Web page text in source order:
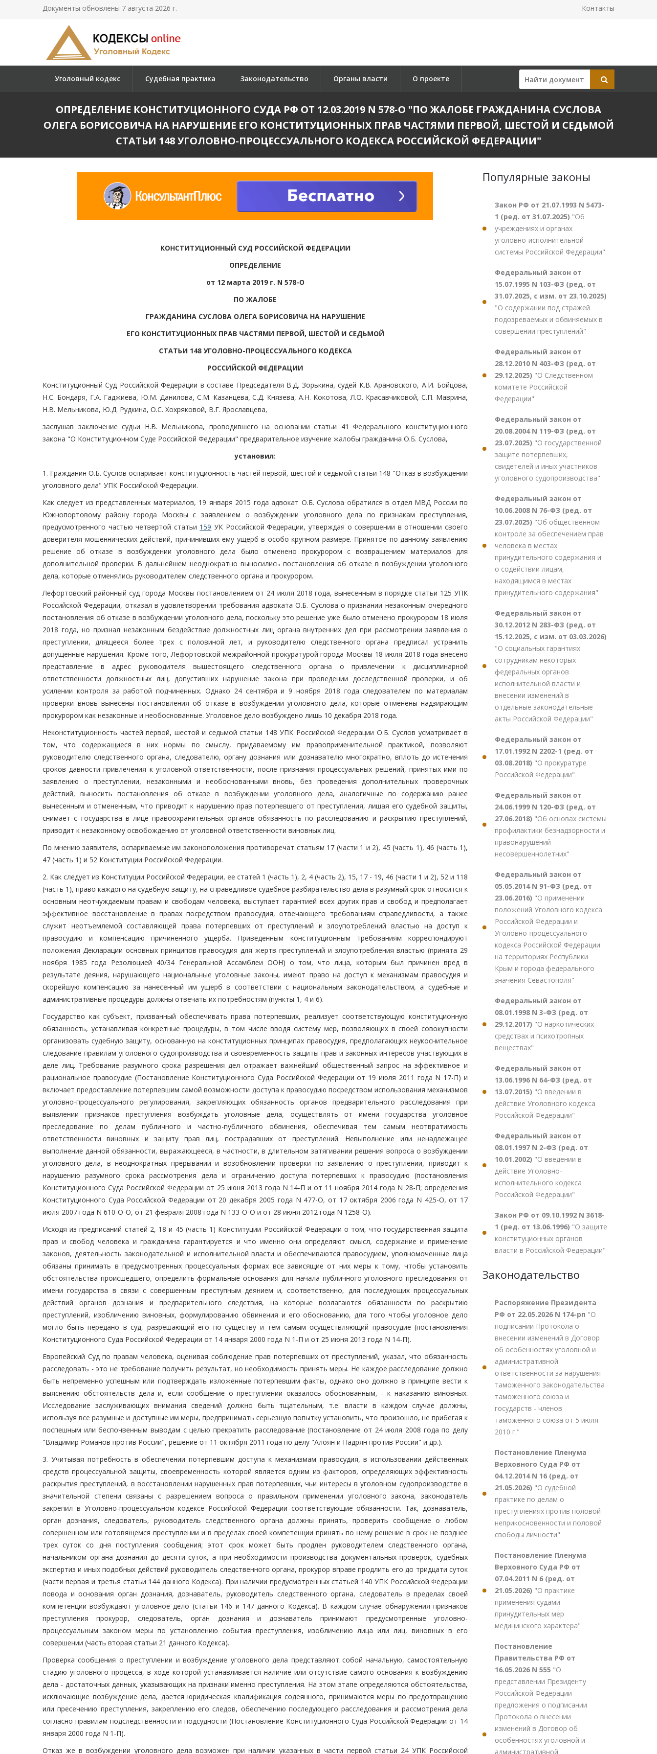
Документы обновлены 7 августа 2026 г. Контакты
Уголовный кодекс Судебная практика Законодательство Органы власти О проекте
ОПРЕДЕЛЕНИЕ КОНСТИТУЦИОННОГО СУДА РФ ОТ 12.03.2019 N 578-О "ПО ЖАЛОБЕ ГРАЖДАНИНА СУСЛОВА
ОЛЕГА БОРИСОВИЧА НА НАРУШЕНИЕ ЕГО КОНСТИТУЦИОННЫХ ПРАВ ЧАСТЯМИ ПЕРВОЙ, ШЕСТОЙ И СЕДЬМОЙ
СТАТЬИ 148 УГОЛОВНО-ПРОЦЕССУАЛЬНОГО КОДЕКСА РОССИЙСКОЙ ФЕДЕРАЦИИ"
КОНСТИТУЦИОННЫЙ СУД РОССИЙСКОЙ ФЕДЕРАЦИИ
ОПРЕДЕЛЕНИЕ
от 12 марта 2019 г. N 578-О
ПО ЖАЛОБЕ
ГРАЖДАНИНА СУСЛОВА ОЛЕГА БОРИСОВИЧА НА НАРУШЕНИЕ
ЕГО КОНСТИТУЦИОННЫХ ПРАВ ЧАСТЯМИ ПЕРВОЙ, ШЕСТОЙ И СЕДЬМОЙ
СТАТЬИ 148 УГОЛОВНО-ПРОЦЕССУАЛЬНОГО КОДЕКСА
РОССИЙСКОЙ ФЕДЕРАЦИИ
Конституционный Суд Российской Федерации в составе Председателя В.Д. Зорькина, судей К.В. Арановского, А.И. Бойцова,
Н.С. Бондаря, Г.А. Гаджиева, Ю.М. Данилова, С.М. Казанцева, С.Д. Князева, А.Н. Кокотова, Л.О. Красавчиковой, С.П. Маврина,
Н.В. Мельникова, Ю.Д. Рудкина, О.С. Хохряковой, В.Г. Ярославцева,
заслушав заключение судьи Н.В. Мельникова, проводившего на основании статьи 41 Федерального конституционного
закона "О Конституционном Суде Российской Федерации" предварительное изучение жалобы гражданина О.Б. Суслова,
установил:
1. Гражданин О.Б. Суслов оспаривает конституционность частей первой, шестой и седьмой статьи 148 "Отказ в возбуждении
уголовного дела" УПК Российской Федерации.
Как следует из представленных материалов, 19 января 2015 года адвокат О.Б. Суслова обратился в отдел МВД России по
Южнопортовому району города Москвы с заявлением о возбуждении уголовного дела по признакам преступления,
предусмотренного частью четвертой статьи 159 УК Российской Федерации, утверждая о совершении в отношении своего
доверителя мошеннических действий, причинивших ему ущерб в особо крупном размере. Принятое по данному заявлению
решение об отказе в возбуждении уголовного дела было отменено прокурором с возвращением материалов для
дополнительной проверки. В дальнейшем неоднократно выносились постановления об отказе в возбуждении уголовного
дела, которые отменялись руководителем следственного органа и прокурором.
Лефортовский районный суд города Москвы постановлением от 24 июля 2018 года, вынесенным в порядке статьи 125 УПК
Российской Федерации, отказал в удовлетворении требования адвоката О.Б. Суслова о признании незаконным очередного
постановления об отказе в возбуждении уголовного дела, поскольку это решение уже было отменено прокурором 18 июля
2018 года, но признал незаконным бездействие должностных лиц органа внутренних дел при рассмотрении заявления о
преступлении, длящееся более трех с половиной лет, и руководителю следственного органа предписал устранить
допущенные нарушения. Кроме того, Лефортовской межрайонной прокуратурой города Москвы 18 июля 2018 года внесено
представление в адрес руководителя вышестоящего следственного органа о привлечении к дисциплинарной
ответственности должностных лиц, допустивших нарушение закона при проведении доследственной проверки, и об
усилении контроля за работой подчиненных. Однако 24 сентября и 9 ноября 2018 года следователем по материалам
проверки вновь вынесены постановления об отказе в возбуждении уголовного дела, которые отменены надзирающим
прокурором как незаконные и необоснованные. Уголовное дело возбуждено лишь 10 декабря 2018 года.
Неконституционность частей первой, шестой и седьмой статьи 148 УПК Российской Федерации О.Б. Суслов усматривает в
том, что содержащиеся в них нормы по смыслу, придаваемому им правоприменительной практикой, позволяют
руководителю следственного органа, следователю, органу дознания или дознавателю многократно, вплоть до истечения
сроков давности привлечения к уголовной ответственности, после признания процессуальных решений, принятых ими по
заявлению о преступлении, незаконными и необоснованными вновь, без проведения дополнительных проверочных
действий, выносить постановления об отказе в возбуждении уголовного дела, аналогичные по содержанию ранее
вынесенным и отмененным, что приводит к нарушению прав потерпевшего от преступления, лишая его судебной защиты,
снимает с государства в лице правоохранительных органов обязанность по расследованию и раскрытию преступлений,
приводит к незаконному освобождению от уголовной ответственности виновных лиц.
По мнению заявителя, оспариваемые им законоположения противоречат статьям 17 (части 1 и 2), 45 (часть 1), 46 (часть 1),
47 (часть 1) и 52 Конституции Российской Федерации.
2. Как следует из Конституции Российской Федерации, ее статей 1 (часть 1), 2, 4 (часть 2), 15, 17 - 19, 46 (части 1 и 2), 52 и 118
(часть 1), право каждого на судебную защиту, на справедливое судебное разбирательство дела в разумный срок относится к
основным неотчуждаемым правам и свободам человека, выступает гарантией всех других прав и свобод и предполагает
эффективное восстановление в правах посредством правосудия, отвечающего требованиям справедливости, а также
служит неотъемлемой составляющей права потерпевших от преступлений и злоупотреблений властью на доступ к
правосудию и компенсацию причиненного ущерба. Приведенным конституционным требованиям корреспондируют
положения Декларации основных принципов правосудия для жертв преступлений и злоупотребления властью (принята 29
ноября 1985 года Резолюцией 40/34 Генеральной Ассамблеи ООН) о том, что лица, которым был причинен вред в
результате деяния, нарушающего национальные уголовные законы, имеют право на доступ к механизмам правосудия и
скорейшую компенсацию за нанесенный им ущерб в соответствии с национальным законодательством, а судебные и
административные процедуры должны отвечать их потребностям (пункты 1, 4 и 6).
Государство как субъект, призванный обеспечивать права потерпевших, реализует соответствующую конституционную
обязанность, устанавливая конкретные процедуры, в том числе вводя систему мер, позволяющих в своей совокупности
организовать судебную защиту, основанную на конституционных принципах правосудия, предполагающих неукоснительное
следование правилам уголовного судопроизводства и своевременность защиты прав и законных интересов участвующих в
деле лиц. Требование разумного срока разрешения дел отражает важнейший общественный запрос на эффективное и
рациональное правосудие (Постановление Конституционного Суда Российской Федерации от 19 июля 2011 года N 17-П) и
включает предоставление потерпевшим самой возможности доступа к правосудию посредством использования механизмов
уголовно-процессуального регулирования, закрепляющих обязанность органов предварительного расследования при
выявлении признаков преступления возбуждать уголовные дела, осуществлять от имени государства уголовное
преследование по делам публичного и частно-публичного обвинения, обеспечивая тем самым неотвратимость
ответственности виновных и защиту прав лиц, пострадавших от преступлений. Невыполнение или ненадлежащее
выполнение данной обязанности, выражающееся, в частности, в длительном затягивании решения вопроса о возбуждении
уголовного дела, в неоднократных прерывании и возобновлении проверки по заявлению о преступлении, приводит к
нарушению разумного срока рассмотрения дела и ограничению доступа потерпевших к правосудию (постановления
Конституционного Суда Российской Федерации от 25 июня 2013 года N 14-П и от 11 ноября 2014 года N 28-П; определения
Конституционного Суда Российской Федерации от 20 декабря 2005 года N 477-О, от 17 октября 2006 года N 425-О, от 17
июля 2007 года N 610-О-О, от 21 февраля 2008 года N 133-О-О и от 28 июня 2012 года N 1258-О).
Исходя из предписаний статей 2, 18 и 45 (часть 1) Конституции Российской Федерации о том, что государственная защита
прав и свобод человека и гражданина гарантируется и что именно они определяют смысл, содержание и применение
законов, деятельность законодательной и исполнительной власти и обеспечиваются правосудием, уполномоченные лица
обязаны принимать в предусмотренных процессуальных формах все зависящие от них меры к тому, чтобы установить
обстоятельства происшедшего, определить формальные основания для начала публичного уголовного преследования от
имени государства в связи с совершенным преступным деянием и, соответственно, для последующих процессуальных
действий органов дознания и предварительного следствия, на которые возлагаются обязанности по раскрытию
преступлений, изобличению виновных, формулированию обвинения и его обоснованию, для того чтобы уголовное дело
могло быть передано в суд, разрешающий его по существу и тем самым осуществляющий правосудие (постановления
Конституционного Суда Российской Федерации от 14 января 2000 года N 1-П и от 25 июня 2013 года N 14-П).
Европейский Суд по правам человека, оценивая соблюдение прав потерпевших от преступлений, указал, что обязанность
расследовать - это не требование получить результат, но необходимость принять меры. Не каждое расследование должно
быть непременно успешным или подтверждать изложенные потерпевшим факты, однако оно должно в принципе вести к
выяснению обстоятельств дела и, если сообщение о преступлении оказалось обоснованным, - к наказанию виновных.
Исследование заслуживающих внимания сведений должно быть тщательным, т.е. власти в каждом случае должны,
используя все разумные и доступные им меры, предпринимать серьезную попытку установить, что произошло, не прибегая к
поспешным или беспочвенным выводам с целью прекратить расследование (постановление от 24 июля 2008 года по делу
"Владимир Романов против России", решение от 11 октября 2011 года по делу "Алоян и Надрян против России" и др.).
3. Учитывая потребность в обеспечении потерпевшим доступа к механизмам правосудия, в использовании действенных
средств процессуальной защиты, своевременность которой является одним из факторов, определяющих эффективность
раскрытия преступлений, в восстановлении нарушенных прав потерпевших, чьи интересы в уголовном судопроизводстве в
значительной степени связаны с разрешением вопроса о правильном применении уголовного закона, законодатель
закрепил в Уголовно-процессуальном кодексе Российской Федерации соответствующие обязанности. Так, дознаватель,
орган дознания, следователь, руководитель следственного органа должны принять, проверить сообщение о любом
совершенном или готовящемся преступлении и в пределах своей компетенции принять по нему решение в срок не позднее
трех суток со дня поступления сообщения; этот срок может быть продлен руководителем следственного органа,
начальником органа дознания до десяти суток, а при необходимости производства документальных проверок, судебных
экспертиз и иных подобных действий руководитель следственного органа, прокурор вправе продлить его до тридцати суток
(части первая и третья статьи 144 данного Кодекса). При наличии предусмотренных статьей 140 УПК Российской Федерации
повода и основания орган дознания, дознаватель, руководитель следственного органа, следователь в пределах своей
компетенции возбуждают уголовное дело (статьи 146 и 147 данного Кодекса). В каждом случае обнаружения признаков
преступления прокурор, следователь, орган дознания и дознаватель принимают предусмотренные уголовно-
процессуальным законом меры по установлению события преступления, изобличению лица или лиц, виновных в его
совершении (часть вторая статьи 21 данного Кодекса).
Проверка сообщения о преступлении и возбуждение уголовного дела представляют собой начальную, самостоятельную
стадию уголовного процесса, в ходе которой устанавливается наличие или отсутствие самого основания к возбуждению
дела - достаточных данных, указывающих на признаки именно преступления. На этом этапе определяются обстоятельства,
исключающие возбуждение дела, дается юридическая квалификация содеянного, принимаются меры по предотвращению
или пресечению преступления, закреплению его следов, обеспечению последующего расследования и рассмотрения дела
согласно правилам подследственности и подсудности (Постановление Конституционного Суда Российской Федерации от 14
января 2000 года N 1-П).
Отказ же в возбуждении уголовного дела возможен при наличии указанных в части первой статьи 24 УПК Российской
Популярные законы
Закон РФ от 21.07.1993 N 5473-
1 (ред. от 31.07.2025) "Об
учреждениях и органах
уголовно-исполнительной
системы Российской Федерации"
Федеральный закон от
15.07.1995 N 103-ФЗ (ред. от
31.07.2025, с изм. от 23.10.2025)
"О содержании под стражей
подозреваемых и обвиняемых в
совершении преступлений"
Федеральный закон от
28.12.2010 N 403-ФЗ (ред. от
29.12.2025) "О Следственном
комитете Российской
Федерации"
Федеральный закон от
20.08.2004 N 119-ФЗ (ред. от
23.07.2025) "О государственной
защите потерпевших,
свидетелей и иных участников
уголовного судопроизводства"
Федеральный закон от
10.06.2008 N 76-ФЗ (ред. от
23.07.2025) "Об общественном
контроле за обеспечением прав
человека в местах
принудительного содержания и
о содействии лицам,
находящимся в местах
принудительного содержания"
Федеральный закон от
30.12.2012 N 283-ФЗ (ред. от
15.12.2025, с изм. от 03.03.2026)
"О социальных гарантиях
сотрудникам некоторых
федеральных органов
исполнительной власти и
внесении изменений в
отдельные законодательные
акты Российской Федерации"
Федеральный закон от
17.01.1992 N 2202-1 (ред. от
03.08.2018) "О прокуратуре
Российской Федерации"
Федеральный закон от
24.06.1999 N 120-ФЗ (ред. от
27.06.2018) "Об основах системы
профилактики безнадзорности и
правонарушений
несовершеннолетних"
Федеральный закон от
05.05.2014 N 91-ФЗ (ред. от
23.06.2016) "О применении
положений Уголовного кодекса
Российской Федерации и
Уголовно-процессуального
кодекса Российской Федерации
на территориях Республики
Крым и города федерального
значения Севастополя"
Федеральный закон от
08.01.1998 N 3-ФЗ (ред. от
29.12.2017) "О наркотических
средствах и психотропных
веществах"
Федеральный закон от
13.06.1996 N 64-ФЗ (ред. от
13.07.2015) "О введении в
действие Уголовного кодекса
Российской Федерации"
Федеральный закон от
08.01.1997 N 2-ФЗ (ред. от
10.01.2002) "О введении в
действие Уголовно-
исполнительного кодекса
Российской Федерации"
Закон РФ от 09.10.1992 N 3618-
1 (ред. от 13.06.1996) "О защите
конституционных органов
власти в Российской Федерации"
Законодательство
Распоряжение Президента
РФ от 22.05.2026 N 174-рп "О
подписании Протокола о
внесении изменений в Договор
об особенностях уголовной и
административной
ответственности за нарушения
таможенного законодательства
таможенного союза и
государств - членов
таможенного союза от 5 июля
2010 г."
Постановление Пленума
Верховного Суда РФ от
04.12.2014 N 16 (ред. от
21.05.2026) "О судебной
практике по делам о
преступлениях против половой
неприкосновенности и половой
свободы личности"
Постановление Пленума
Верховного Суда РФ от
07.04.2011 N 6 (ред. от
21.05.2026) "О практике
применения судами
принудительных мер
медицинского характера"
Постановление
Правительства РФ от
16.05.2026 N 555 "О
представлении Президенту
Российской Федерации
предложения о подписании
Протокола о внесении
изменений в Договор об
особенностях уголовной и
административной